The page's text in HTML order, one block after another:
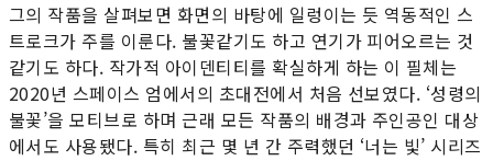
그의 작품을 살펴보면 화면의 바탕에 일렁이는 듯 역동적인 스
트로크가 주를 이룬다. 불꽃같기도 하고 연기가 피어오르는 것
같기도 하다. 작가적 아이덴티티를 확실하게 하는 이 필체는
2020년 스페이스 엄에서의 초대전에서 처음 선보였다. ‘성령의
불꽃’을 모티브로 하며 근래 모든 작품의 배경과 주인공인 대상
에서도 사용됐다. 특히 최근 몇 년 간 주력했던 ‘너는 빛’ 시리즈